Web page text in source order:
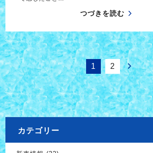
つづきを読む
1 2
カテゴリー